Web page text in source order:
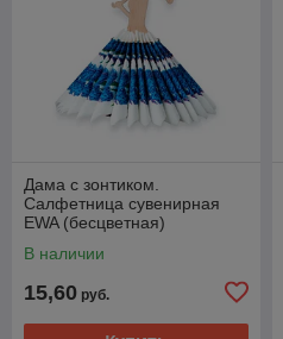
Дама с зонтиком.
Салфетница сувенирная
EWA (бесцветная)
В наличии
15,60 руб.